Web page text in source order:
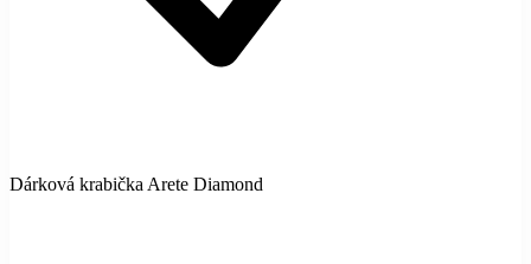
Dárková krabička Arete Diamond